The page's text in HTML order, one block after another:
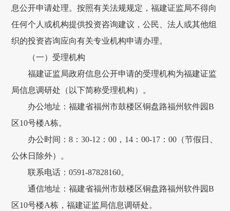
息公开申请处理。按照有关法规规定，福建证监局不得向
任何个人或机构提供投资咨询建议，公民、法人或其他组
织的投资咨询应向有关专业机构申请办理。
（一）受理机构
福建证监局政府信息公开申请的受理机构为福建证监
局信息调研处（以下简称受理机构）。
办公地址：福建省福州市鼓楼区铜盘路福州软件园B
区10号楼A栋。
办公时间：8：30-12：00，14：00-17：00（节假日、
公休日除外）。
联系电话：0591-87828160。
通信地址：福建省福州市鼓楼区铜盘路福州软件园B
区10号楼A栋，福建证监局信息调研处。